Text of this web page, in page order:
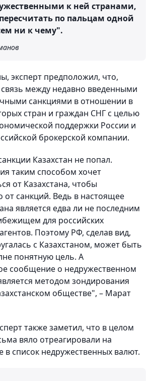
к ней странами,
по пальцам одной
ни к чему".
эксперт предположил, что,
между недавно введенными
санкциями в отношении в
стран и граждан СНГ с целью
поддержки России и
брокерской компании.
Казахстан не попал.
таким способом хочет
от Казахстана, чтобы
от санкций. Ведь в настоящее
является едва ли не последним
для российских
Поэтому РФ, сделав вид,
с Казахстаном, может быть
понятную цель. А
сообщение о недружественном
методом зондирования
обществе", – Марат
также заметил, что в целом
вяло отреагировали на
в список недружественных валют.